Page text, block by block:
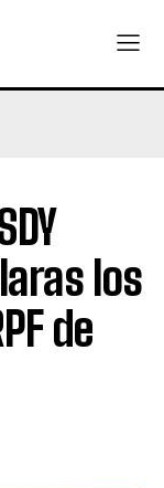
los
de